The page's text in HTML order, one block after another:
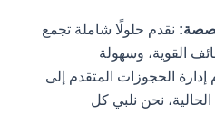
نقدم حلولًا شاملة تجمع
القوية، وسهولة
الحجوزات المتقدم إلى
نحن نلبي كل